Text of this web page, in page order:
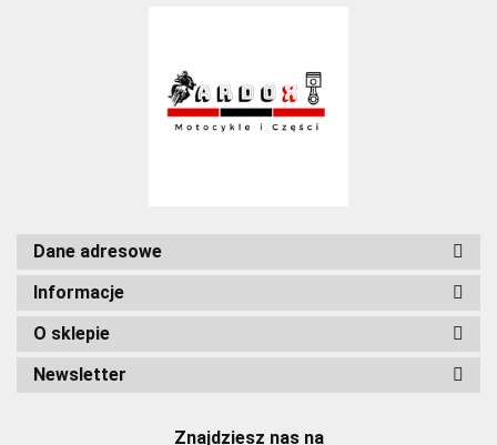
Dane adresowe
Informacje
O sklepie
Newsletter
Znajdziesz nas na